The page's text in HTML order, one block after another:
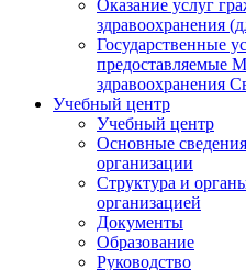
Оказание услуг
здравоохранения
Государственные
предоставляемые
здравоохранения
Учебный центр
Учебный центр
Основные
организации
Структура и
организацией
Документы
Образование
Руководство